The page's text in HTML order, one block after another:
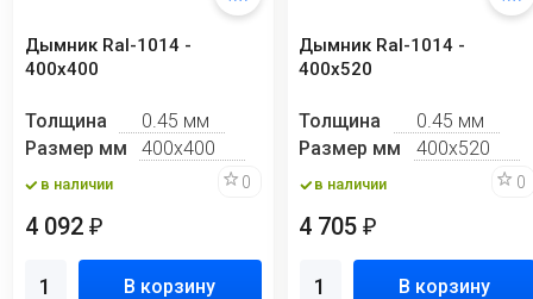
Дымник Ral-1014 -
400х400
Толщина
0.45 мм
Размер мм
400х400
в наличии 0
4 092 ₽
В корзину
Дымник Ral-1014 -
400х520
Толщина
0.45 мм
Размер мм
400х520
в наличии 0
4 705₽
В корзину